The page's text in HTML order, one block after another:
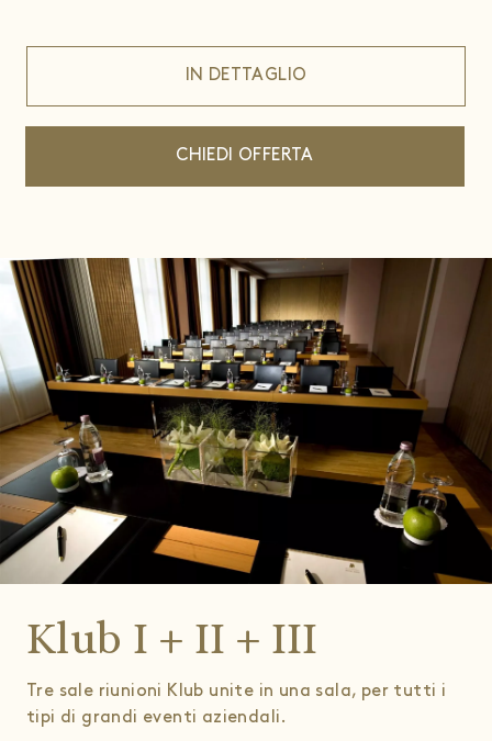
IN DETTAGLIO
CHIEDI OFFERTA
Klub I + II + III
Tre sale riunioni Klub unite in una sala, per tutti i
tipi di grandi eventi aziendali.